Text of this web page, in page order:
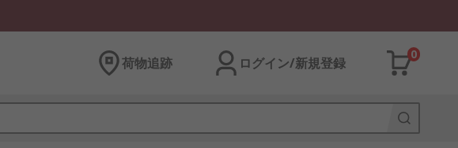
荷物追跡 ログイン/新規登録
0